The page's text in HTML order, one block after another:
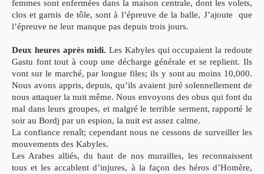
femmes sont enfermées dans la maison centrale, dont les volets,
clos et garnis de tôle, sont à l’épreuve de la balle, J’ajoute que
l’épreuve ne leur manque pas depuis trois jours.
Deux heures après midi. Les Kabyles qui occupaient la redoute
Gastu font tout à coup une décharge générale et se replient. Ils
vont sur le marché, par longue files; ils y sont au moins 10,000.
Nous avons appris, depuis, qu’ils avaient juré solennellement de
nous attaquer la nuit même. Nous envoyons des obus qui font du
mal dans leurs groupes, et malgré le terrible serment, rapporté le
soir au Bordj par un espion, la nuit est assez calme.
La confiance renaît; cependant nous ne cessons de surveiller les
mouvements des Kabyles.
Les Arabes alliés, du haut de nos murailles, les reconnaissent
tous et les accablent d’injures, à la façon des héros d’Homère,